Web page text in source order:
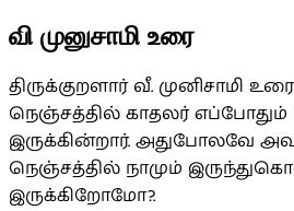
வி முனுசாமி உரை
திருக்குறளார் வீ. முனிசாமி
நெஞ்சத்தில் காதலர்
இருக்கின்றார். அதுபோலவே
நெஞ்சத்தில் நாமும்
இருக்கிறோமோ?.